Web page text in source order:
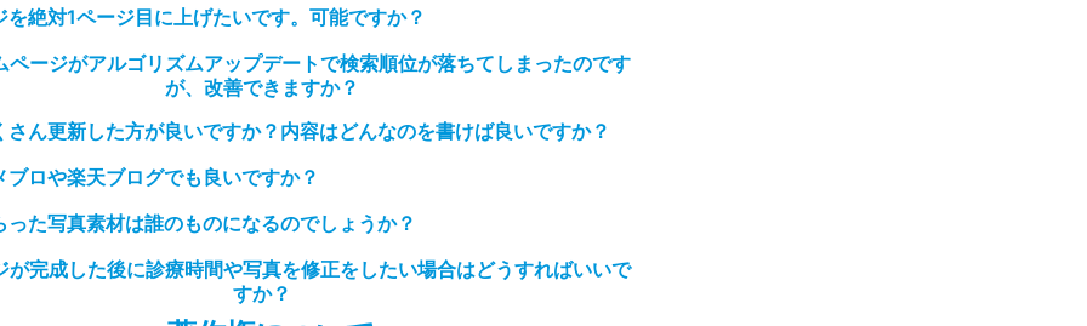
を絶対1ページ目に上げたいです。可能ですか？
ページがアルゴリズムアップデートで検索順位が落ちてしまったのです
が、改善できますか？
さん更新した方が良いですか？内容はどんなのを書けば良いですか？
ブロや楽天ブログでも良いですか？
った写真素材は誰のものになるのでしょうか？
が完成した後に診療時間や写真を修正をしたい場合はどうすればいいで
すか？